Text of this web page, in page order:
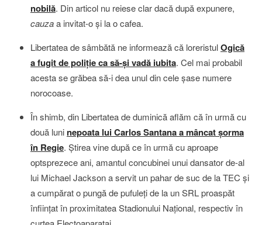
nobilă. Din articol nu reiese clar dacă după expunere,
cauzaa invitat-o şi la o cafea.
Libertatea de sâmbătă ne informează că loreristulOgică
a fugit de poliţie ca să-şi vadă iubita. Cel mai probabil
acesta se grăbea să-i dea unul din cele şase numere
norocoase.
În shimb, din Libertatea de duminică aflăm că în urmă cu
două luni nepoata lui Carlos Santana a mâncat şorma
în Regie. Ştirea vine după ce în urmă cu aproape
optsprezece ani, amantul concubinei unui dansator de-al
lui Michael Jackson a servit un pahar de suc de la TEC şi
a cumpărat o pungă de pufuleţi de la un SRL proaspăt
înfiinţat în proximitatea Stadionului Naţional, respectiv în